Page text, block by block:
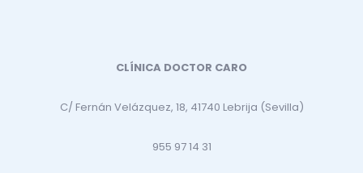
CLÍNICA DOCTOR CARO
C/ Fernán Velázquez, 18, 41740 Lebrija (Sevilla)
955 97 14 31